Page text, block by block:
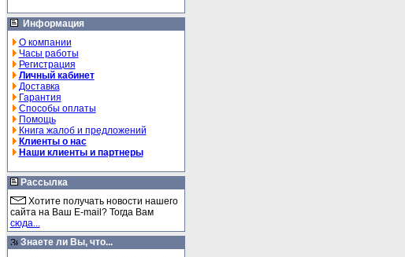
Информация
О компании
Часы работы
Регистрация
Личный кабинет
Доставка
Гарантия
Способы оплаты
Помощь
Книга жалоб и предложений
Клиенты о нас
Наши клиенты и партнеры
Рассылка
Хотите получать новости нашего
сайта на Ваш E-mail? Тогда Вам
сюда...
Знаете ли Вы, что...